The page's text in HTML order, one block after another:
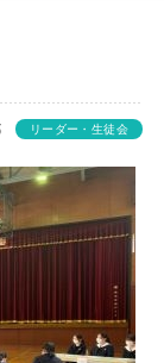
リーダー・生徒会